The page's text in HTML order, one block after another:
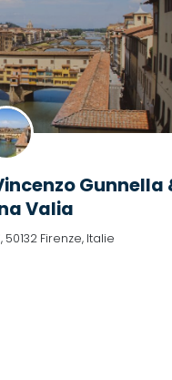
Gunnella
Valia
Firenze, Italie